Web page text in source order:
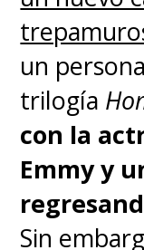
un
trilogía
con la
Emmy y
Sin